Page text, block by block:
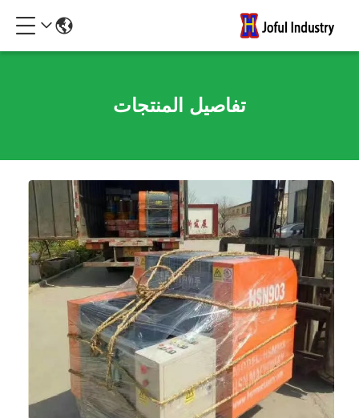
تفاصيل المنتجات